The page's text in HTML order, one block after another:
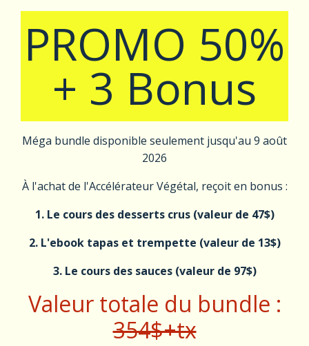
PROMO 50%
+ 3 Bonus
Méga bundle disponible seulement jusqu'au 9 août
2026
À l'achat de l'Accélérateur Végétal, reçoit en bonus :
1. Le cours des desserts crus (valeur de 47$)
2. L'ebook tapas et trempette (valeur de 13$)
3. Le cours des sauces (valeur de 97$)
Valeur totale du bundle :
354$+tx